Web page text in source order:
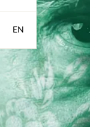
EN